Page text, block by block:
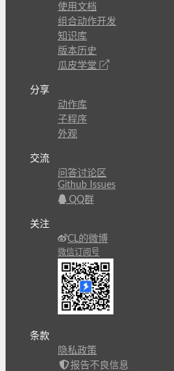
使用文档
组合动作开发
知识库
版本历史
瓜皮学堂
分享
动作库
子程序
外观
交流
问答讨论区
Github Issues
QQ群
关注
CL的微博
微信订阅号
条款
隐私政策
报告不良信息